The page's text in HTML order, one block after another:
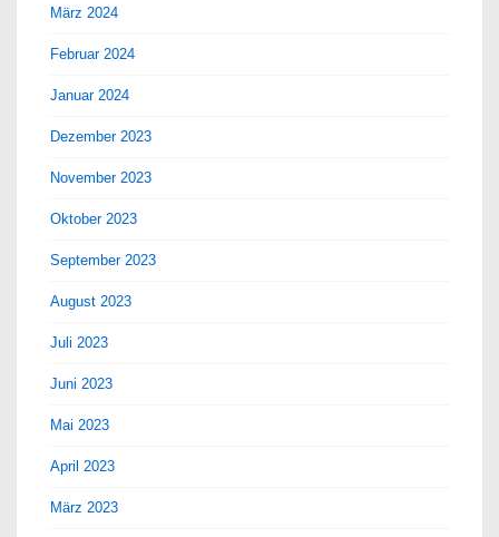
März 2024
Februar 2024
Januar 2024
Dezember 2023
November 2023
Oktober 2023
September 2023
August 2023
Juli 2023
Juni 2023
Mai 2023
April 2023
März 2023